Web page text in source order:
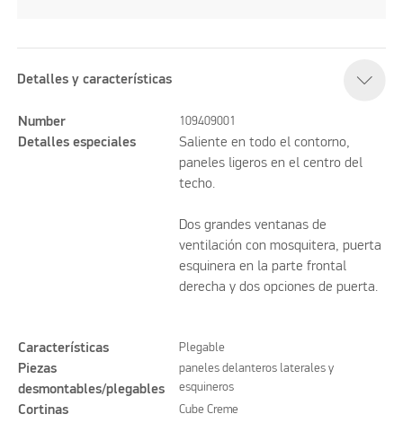
Detalles y características
Number 109409001
Detalles especiales
Saliente en todo el contorno,
paneles ligeros en el centro del
techo.
Dos grandes ventanas de
ventilación con mosquitera, puerta
esquinera en la parte frontal
derecha y dos opciones de puerta.
Características Plegable
Piezas
desmontables/plegables
paneles delanteros laterales y
esquineros
Cortinas Cube Creme